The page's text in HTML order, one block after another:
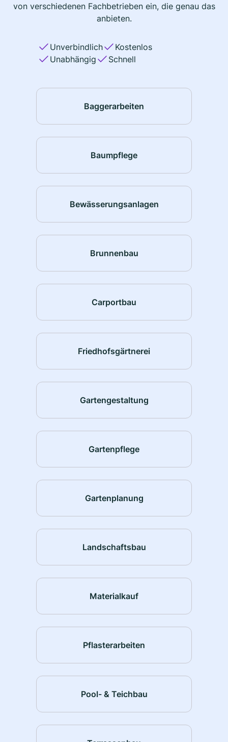
von verschiedenen Fachbetrieben ein, die genau das
anbieten.
Unverbindlich
Kostenlos
Unabhängig
Schnell
Baggerarbeiten
Baumpflege
Bewässerungsanlagen
Brunnenbau
Carportbau
Friedhofsgärtnerei
Gartengestaltung
Gartenpflege
Gartenplanung
Landschaftsbau
Materialkauf
Pflasterarbeiten
Pool- & Teichbau